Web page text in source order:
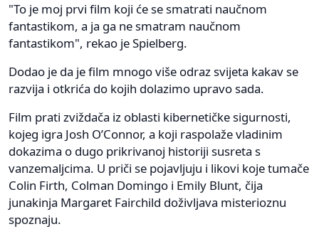
"To je moj prvi film koji će se smatrati naučnom
fantastikom, a ja ga ne smatram naučnom
fantastikom", rekao je Spielberg.
Dodao je da je film mnogo više odraz svijeta kakav se
razvija i otkrića do kojih dolazimo upravo sada.
Film prati zviždača iz oblasti kibernetičke sigurnosti,
kojeg igra Josh O’Connor, a koji raspolaže vladinim
dokazima o dugo prikrivanoj historiji susreta s
vanzemaljcima. U priči se pojavljuju i likovi koje tumače
Colin Firth, Colman Domingo i Emily Blunt, čija
junakinja Margaret Fairchild doživljava misterioznu
spoznaju.